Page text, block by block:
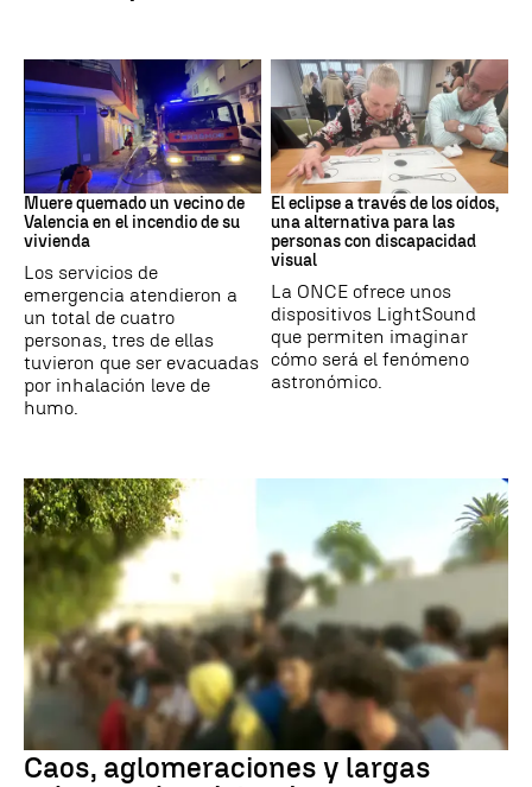
INCENDIO
Muere quemado un vecino de
Valencia en el incendio de su
vivienda
Los servicios de
emergencia atendieron a
un total de cuatro
personas, tres de ellas
tuvieron que ser evacuadas
por inhalación leve de
humo.
Eclipse solar
El eclipse a través de los oídos,
una alternativa para las
personas con discapacidad
visual
La ONCE ofrece unos
dispositivos LightSound
que permiten imaginar
cómo será el fenómeno
astronómico.
Caos, aglomeraciones y largas